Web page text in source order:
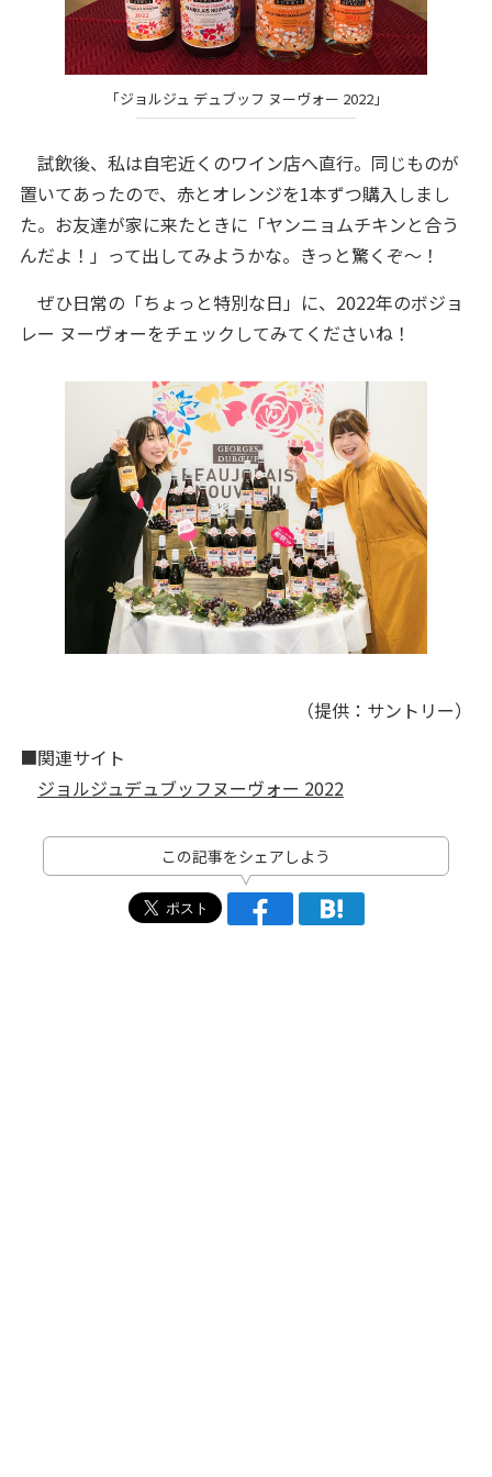
「ジョルジュ デュブッフ ヌーヴォー 2022」
試飲後、私は自宅近くのワイン店へ直行。同じものが
置いてあったので、赤とオレンジを1本ずつ購入しまし
た。お友達が家に来たときに「ヤンニョムチキンと合う
んだよ！」って出してみようかな。きっと驚くぞ～！
ぜひ日常の「ちょっと特別な日」に、2022年のボジョ
レー ヌーヴォーをチェックしてみてくださいね！
（提供：サントリー）
■関連サイト
ジョルジュデュブッフヌーヴォー 2022
この記事をシェアしよう